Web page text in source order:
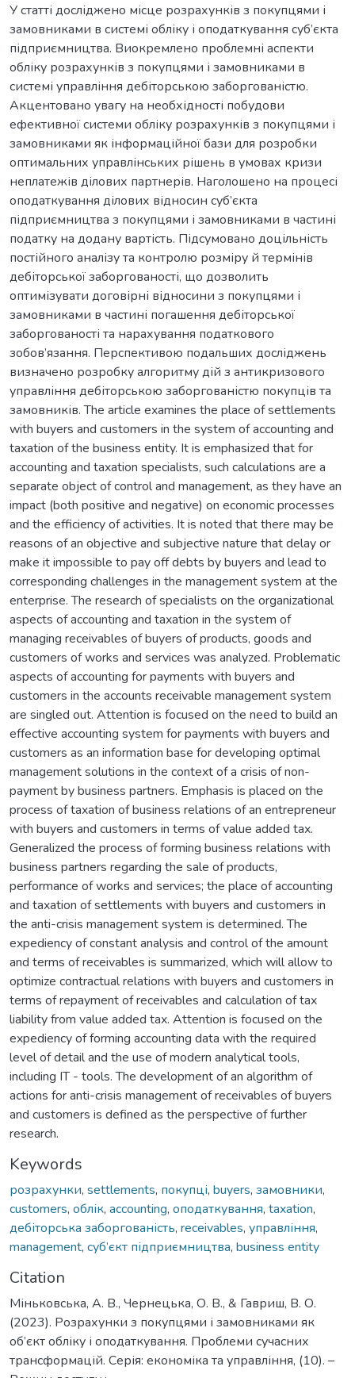
У статті досліджено місце розрахунків з покупцями і
замовниками в системі обліку і оподаткування суб’єкта
підприємництва. Виокремлено проблемні аспекти
обліку розрахунків з покупцями і замовниками в
системі управління дебіторською заборгованістю.
Акцентовано увагу на необхідності побудови
ефективної системи обліку розрахунків з покупцями і
замовниками як інформаційної бази для розробки
оптимальних управлінських рішень в умовах кризи
неплатежів ділових партнерів. Наголошено на процесі
оподаткування ділових відносин суб’єкта
підприємництва з покупцями і замовниками в частині
податку на додану вартість. Підсумовано доцільність
постійного аналізу та контролю розміру й термінів
дебіторської заборгованості, що дозволить
оптимізувати договірні відносини з покупцями і
замовниками в частині погашення дебіторської
заборгованості та нарахування податкового
зобов’язання. Перспективою подальших досліджень
визначено розробку алгоритму дій з антикризового
управління дебіторською заборгованістю покупців та
замовників. The article examines the place of settlements
with buyers and customers in the system of accounting and
taxation of the business entity. It is emphasized that for
accounting and taxation specialists, such calculations are a
separate object of control and management, as they have an
impact (both positive and negative) on economic processes
and the efficiency of activities. It is noted that there may be
reasons of an objective and subjective nature that delay or
make it impossible to pay off debts by buyers and lead to
corresponding challenges in the management system at the
enterprise. The research of specialists on the organizational
aspects of accounting and taxation in the system of
managing receivables of buyers of products, goods and
customers of works and services was analyzed. Problematic
aspects of accounting for payments with buyers and
customers in the accounts receivable management system
are singled out. Attention is focused on the need to build an
effective accounting system for payments with buyers and
customers as an information base for developing optimal
management solutions in the context of a crisis of non-
payment by business partners. Emphasis is placed on the
process of taxation of business relations of an entrepreneur
with buyers and customers in terms of value added tax.
Generalized the process of forming business relations with
business partners regarding the sale of products,
performance of works and services; the place of accounting
and taxation of settlements with buyers and customers in
the anti-crisis management system is determined. The
expediency of constant analysis and control of the amount
and terms of receivables is summarized, which will allow to
optimize contractual relations with buyers and customers in
terms of repayment of receivables and calculation of tax
liability from value added tax. Attention is focused on the
expediency of forming accounting data with the required
level of detail and the use of modern analytical tools,
including IT - tools. The development of an algorithm of
actions for anti-crisis management of receivables of buyers
and customers is defined as the perspective of further
research.
Keywords
розрахунки, settlements, покупці, buyers, замовники,
customers, облік, accounting, оподаткування, taxation,
дебіторська заборгованість, receivables, управління,
management, суб’єкт підприємництва, business entity
Citation
Міньковська, А. В., Чернецька, О. В., & Гавриш, В. О.
(2023). Розрахунки з покупцями і замовниками як
об’єкт обліку і оподаткування. Проблеми сучасних
трансформацій. Серія: економіка та управління, (10). –